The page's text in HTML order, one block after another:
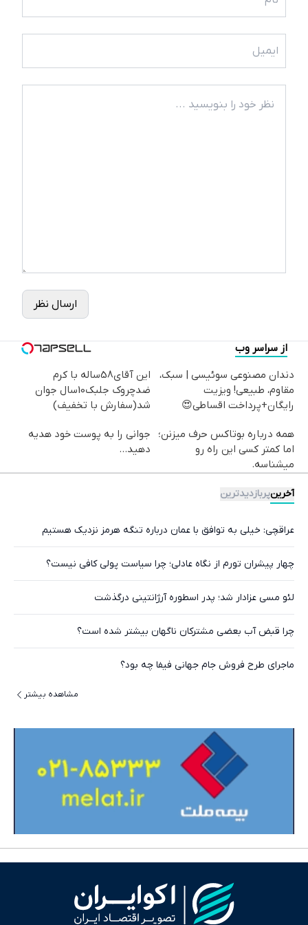
ارسال نظر
از سراسر وب
دندان مصنوعی سوئیسی | سبک،
مقاوم، طبیعی! ویزیت
رایگان+پرداخت اقساطی😍
این آقای58ساله با کرم
ضدچروک جلبک10سال جوان
شد(سفارش با تخفیف)
همه درباره بوتاکس حرف میزنن؛
اما کمتر کسی این راه رو
میشناسه.
جوانی را به پوست خود هدیه
دهید...
آخرینپربازدیدترین
عراقچی: خیلی به توافق با عمان درباره تنگه هرمز نزدیک هستیم
چهار پیشران تورم از نگاه عادلی؛ چرا سیاست پولی کافی نیست؟
لئو مسی عزادار شد؛ پدر اسطوره آرژانتینی درگذشت
چرا قبض آب بعضی مشترکان ناگهان بیشتر شده است؟
ماجرای طرح فروش جام‌ جهانی فیفا چه بود؟
مشاهده بیشتر